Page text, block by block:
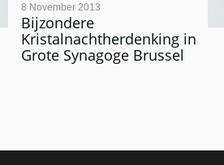
Bijzondere
Kristalnachtherdenking in
Grote Synagoge Brussel
8 November 2013